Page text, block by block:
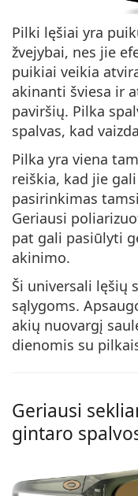
Pilki lęšiai yra
žvejybai, nes jie
puikiai veikia
akinanti šviesa ir
paviršių. Pilka
spalvas, kad
Pilka yra viena
reiškia, kad jie
pasirinkimas
Geriausi
pat gali pasiūlyti
akinimo.
Ši universali lęšių
sąlygoms.
akių nuovargį
dienomis su
Geriausi
gintaro